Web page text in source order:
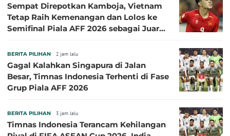
Sempat Direpotkan Kamboja, Vietnam
Tetap Raih Kemenangan dan Lolos ke
Semifinal Piala AFF 2026 sebagai Juara
BERITA PILIHAN 2 jam lalu
Gagal Kalahkan Singapura di Jalan
Besar, Timnas Indonesia Terhenti di Fase
Grup Piala AFF 2026
BERITA PILIHAN 3 jam lalu
Timnas Indonesia Terancam Kehilangan